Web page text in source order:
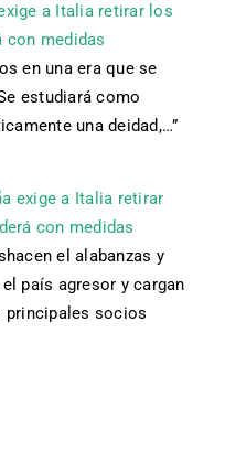
a Italia retirar los
con medidas
en una era que se
estudiará como
una deidad,…”
exige a Italia retirar
con medidas
el alabanzas y
país agresor y cargan
principales socios